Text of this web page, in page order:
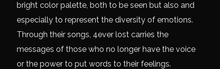
bright color palette, both to be seen but also and
especially to represent the diversity of emotions.
Through their songs, 4ever lost carries the
messages of those who no longer have the voice
or the power to put words to their feelings.